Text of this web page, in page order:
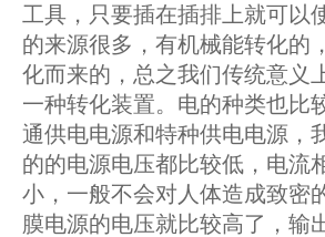
工具，只要插在插排上就可以
的来源很多，有机械能转化的
化而来的，总之我们传统意义
一种转化装置。电的种类也比
通供电电源和特种供电电源，
的的电源电压都比较低，电流
小，一般不会对人体造成致密
膜电源的电压就比较高了，输